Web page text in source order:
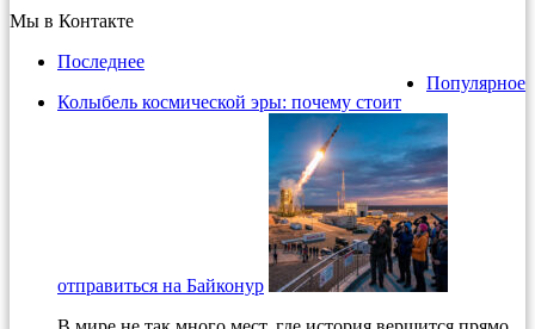
Мы в Контакте
Последнее
Популярное
Колыбель космической эры: почему стоит
отправиться на Байконур